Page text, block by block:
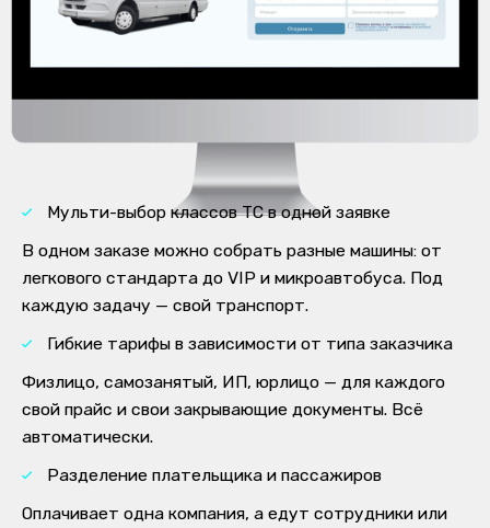
Мульти-выбор классов ТС в одной заявке
В одном заказе можно собрать разные машины: от
легкового стандарта до VIP и микроавтобуса. Под
каждую задачу — свой транспорт.
Гибкие тарифы в зависимости от типа заказчика
Физлицо, самозанятый, ИП, юрлицо — для каждого
свой прайс и свои закрывающие документы. Всё
автоматически.
Разделение плательщика и пассажиров
Оплачивает одна компания, а едут сотрудники или